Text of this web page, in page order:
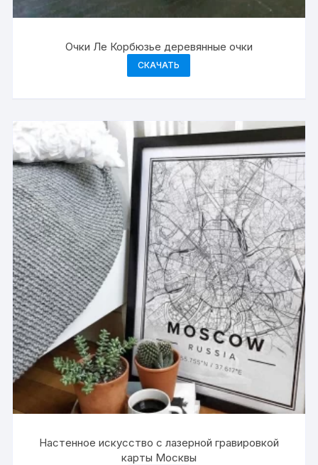
Очки Ле Корбюзье деревянные очки
СКАЧАТЬ
Настенное искусство с лазерной гравировкой
карты Москвы